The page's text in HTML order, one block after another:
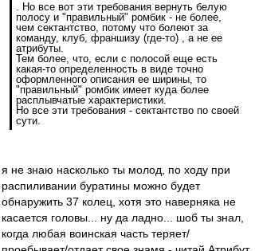
. Но все вот эти требования вернуть белую
полосу и "правильный" ромбик - не более,
чем сектантство, потому что болеют за
команду, клуб, франшизу (где-то) , а не ее
атрибуты.
Тем более, что, если с полосой еще есть
какая-то определенность в виде точно
оформленного описания ее ширины, то
"правильный" ромбик имеет куда более
расплывчатые характеристики.
Но все эти требования - сектантство по своей
сути.
я не знаю насколько ты молод, по ходу при
распиливании буратины можно будет
обнаружить 37 колец, хотя это наверняка не
касается головы... ну да ладно... шоб ты знал,
когда любая воинская часть теряет/